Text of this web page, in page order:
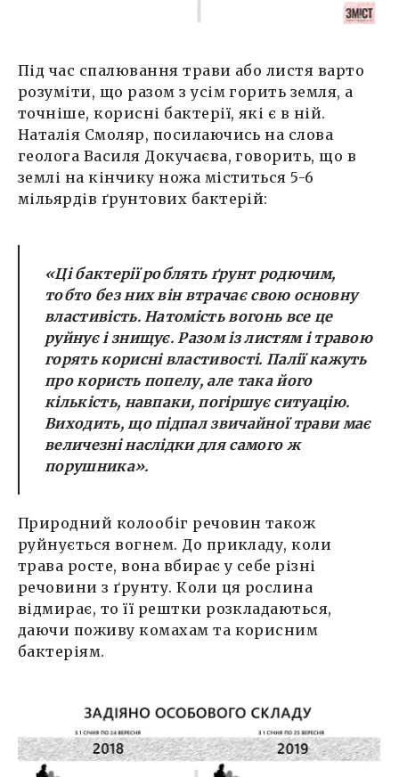
Під час спалювання трави або листя варто
розуміти, що разом з усім горить земля, а
точніше, корисні бактерії, які є в ній.
Наталія Смоляр, посилаючись на слова
геолога Василя Докучаєва, говорить, що в
землі на кінчику ножа міститься 5-6
мільярдів ґрунтових бактерій:
«Ці бактерії роблять ґрунт родючим,
тобто без них він втрачає свою основну
властивість. Натомість вогонь все це
руйнує і знищує. Разом із листям і травою
горять корисні властивості. Палії кажуть
про користь попелу, але така його
кількість, навпаки, погіршує ситуацію.
Виходить, що підпал звичайної трави має
величезні наслідки для самого ж
порушника».
Природний колообіг речовин також
руйнується вогнем. До прикладу, коли
трава росте, вона вбирає у себе різні
речовини з ґрунту. Коли ця рослина
відмирає, то її рештки розкладаються,
даючи поживу комахам та корисним
бактеріям.